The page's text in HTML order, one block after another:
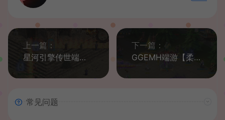
上一篇：
星河引擎传世端游【剑侠复古三职业元神版】最新整理Win系服务端+彩虹登陆器+客户端+详细搭建教程
下一篇：
GGEMH端游【柔情似水5超变免授权】最新整理WIN系服务端+PC客户端+网关+详细搭建教程+全套源码
常见问题